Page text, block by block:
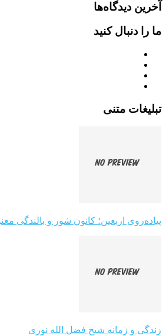
آخرین دیدگاه‌ها
ما را دنبال کنید
تبلیغات متنی
پیاده‌روی اربعین؛ کانون شور و بالندگی
زندگی و زمانه شیخ فضل الله نوری